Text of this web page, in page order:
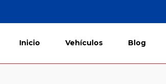
Inicio Vehículos Blog